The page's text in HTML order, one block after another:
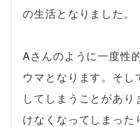
の生活となりました。
Aさんのように一度性
ウマとなります。そ
してしまうことがあ
けなくなってしまっ